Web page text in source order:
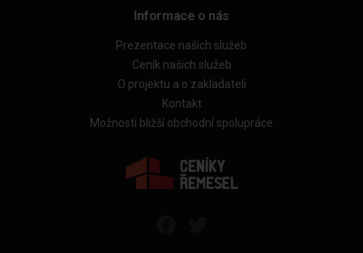
Informace o nás
Prezentace našich služeb
Ceník našich služeb
O projektu a o zakladateli
Kontakt
Možnosti bližší obchodní spolupráce